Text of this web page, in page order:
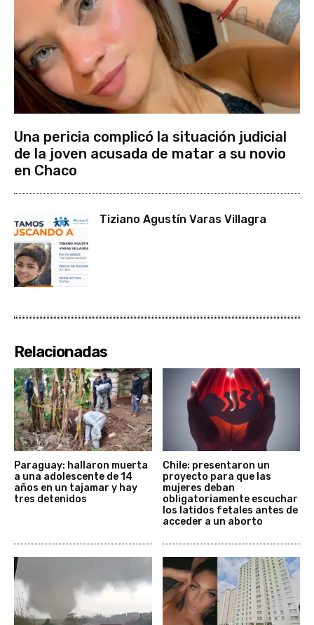
Una pericia complicó la situación judicial
de la joven acusada de matar a su novio
en Chaco
Tiziano Agustín Varas Villagra
Relacionadas
Paraguay: hallaron muerta
a una adolescente de 14
años en un tajamar y hay
tres detenidos
Chile: presentaron un
proyecto para que las
mujeres deban
obligatoriamente escuchar
los latidos fetales antes de
acceder a un aborto